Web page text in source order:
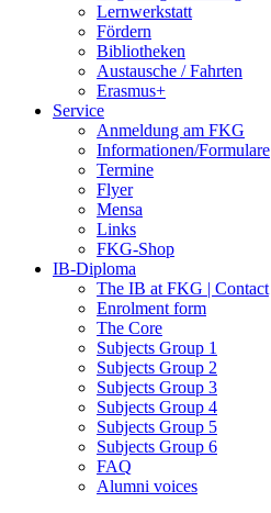
Lernwerkstatt
Fördern
Bibliotheken
Austausche / Fahrten
Erasmus+
Service
Anmeldung am FKG
Informationen/­Formulare
Termine
Flyer
Mensa
Links
FKG-Shop
IB-Diploma
The IB at FKG | Contact
Enrolment form
The Core
Subjects Group 1
Subjects Group 2
Subjects Group 3
Subjects Group 4
Subjects Group 5
Subjects Group 6
FAQ
Alumni voices